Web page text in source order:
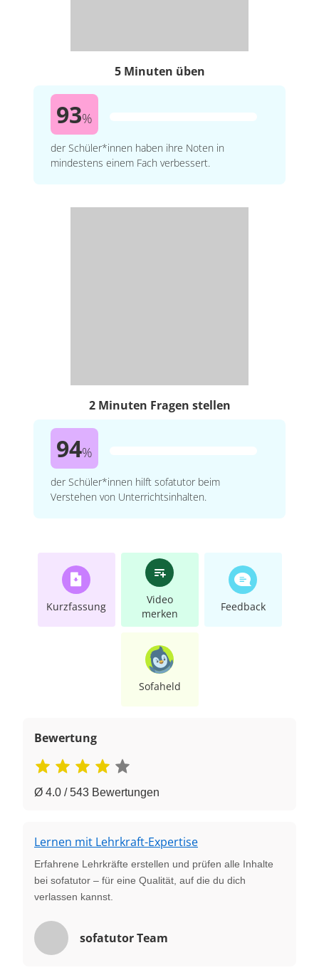
5 Minuten üben
93%
der Schüler*innen haben ihre Noten in
mindestens einem Fach verbessert.
2 Minuten Fragen stellen
94%
der Schüler*innen hilft sofatutor beim
Verstehen von Unterrichtsinhalten.
Kurzfassung
Video
merken
Feedback
Sofaheld
Bewertung
Ø 4.0 / 543 Bewertungen
Lernen mit Lehrkraft-Expertise
Erfahrene Lehrkräfte erstellen und prüfen alle Inhalte
bei sofatutor – für eine Qualität, auf die du dich
verlassen kannst.
sofatutor Team